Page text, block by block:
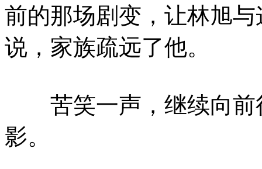
前的那场剧变，让林旭
说，家族疏远了他。
苦笑一声，继续向前
影。